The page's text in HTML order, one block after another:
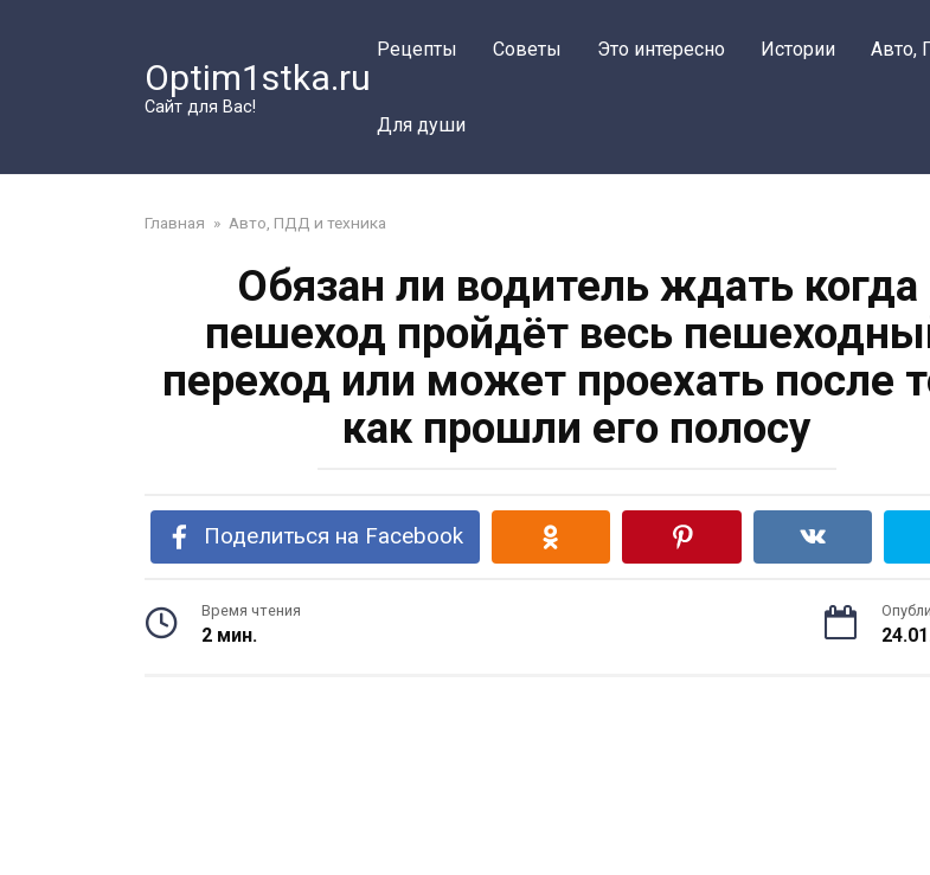
Optim1stka.ru
Сайт для Вас!
Рецепты Советы Это интересно Истории Авто,
Для души
Главная » Авто, ПДД и техника
Обязан ли водитель ждать когда
пешеход пройдёт весь
переход или может проехать после
как прошли его полосу
Поделиться на Facebook
Время чтения
2 мин.